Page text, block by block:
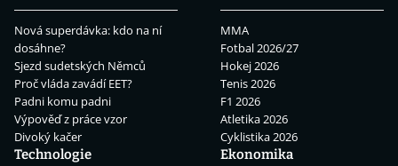
Nová superdávka: kdo na ní
dosáhne?
Sjezd sudetských Němců
Proč vláda zavádí EET?
Padni komu padni
Výpověď z práce vzor
Divoký kačer
MMA
Fotbal 2026/27
Hokej 2026
Tenis 2026
F1 2026
Atletika 2026
Cyklistika 2026
Technologie
Ekonomika